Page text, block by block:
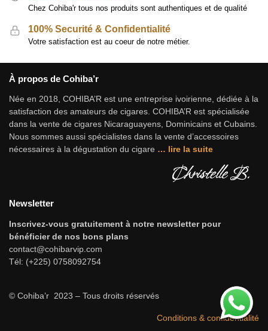
Chez Cohiba'r tous nos produits sont authentiques et de qualité
100% Securité & Confidentialité
Votre satisfaction est au coeur de notre métier.
À propos de Cohiba’r
Née en 2018, COHIBA’R est une entreprise ivoirienne, dédiée à la
satisfaction des amateurs de cigares. COHIBA’R est spécialisée
dans la vente de cigares Nicaraguayens, Dominicains et Cubains.
Nous sommes aussi spécialistes dans la vente d’accessoires
nécessaires à la dégustation du cigare … lire la suite
Newsletter
Inscrivez-vous gratuitement à notre newsletter pour
bénéficier de nos bons plans
contact@cohibarvip.com
Tél: (+225) 0758092754
© Cohiba’r 2023 – Tous droits réservés
Conditions & confidentialité